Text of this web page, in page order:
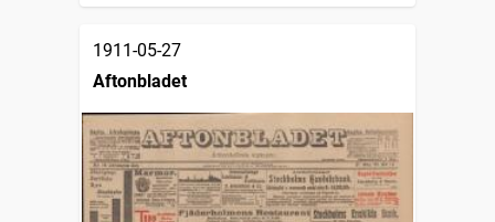
1911-05-27
Aftonbladet